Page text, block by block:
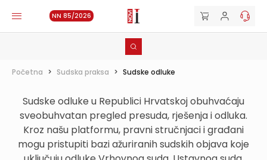
NN 85/2026
Početna > Sudska praksa > Sudske odluke
Sudske odluke u Republici Hrvatskoj obuhvaćaju
sveobuhvatan pregled presuda, rješenja i odluka.
Kroz našu platformu, pravni stručnjaci i građani
mogu pristupiti bazi ažuriranih sudskih objava koje